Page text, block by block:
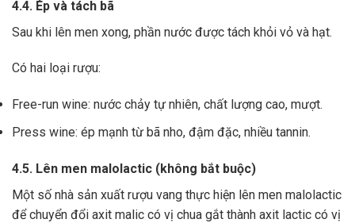
4.4. Ép và tách bã
Sau khi lên men xong, phần nước được tách khỏi vỏ và hạt.
Có hai loại rượu:
Free-run wine: nước chảy tự nhiên, chất lượng cao, mượt.
Press wine: ép mạnh từ bã nho, đậm đặc, nhiều tannin.
4.5. Lên men malolactic (không bắt buộc)
Một số nhà sản xuất rượu vang thực hiện lên men malolactic
để chuyển đổi axit malic có vị chua gắt thành axit lactic có vị